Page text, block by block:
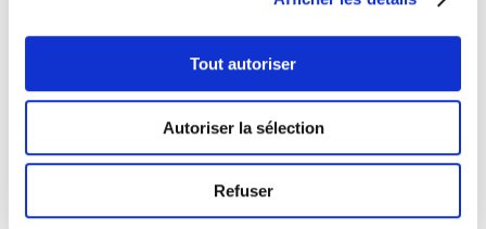
Tout autoriser
Autoriser la sélection
Refuser
Le diplôme sera délivré par l’Université Paris Panthéon Assas
Le cursus totalise 123,5 heures de cours.